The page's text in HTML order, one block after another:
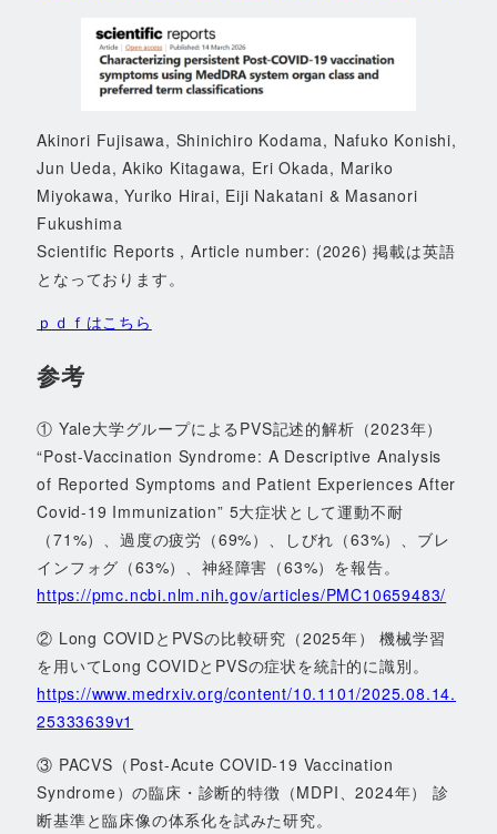
Akinori Fujisawa, Shinichiro Kodama, Nafuko Konishi,
Jun Ueda, Akiko Kitagawa, Eri Okada, Mariko
Miyokawa, Yuriko Hirai, Eiji Nakatani & Masanori
Fukushima
Scientific Reports , Article number: (2026) 掲載は英語
となっております。
ｐｄｆはこちら
参考
① Yale大学グループによるPVS記述的解析（2023年）
“Post-Vaccination Syndrome: A Descriptive Analysis
of Reported Symptoms and Patient Experiences After
Covid-19 Immunization” 5大症状として運動不耐
（71%）、過度の疲労（69%）、しびれ（63%）、ブレ
インフォグ（63%）、神経障害（63%）を報告。
https://pmc.ncbi.nlm.nih.gov/articles/PMC10659483/
② Long COVIDとPVSの比較研究（2025年） 機械学習
を用いてLong COVIDとPVSの症状を統計的に識別。
https://www.medrxiv.org/content/10.1101/2025.08.14.
25333639v1
③ PACVS（Post-Acute COVID-19 Vaccination
Syndrome）の臨床・診断的特徴（MDPI、2024年） 診
断基準と臨床像の体系化を試みた研究。